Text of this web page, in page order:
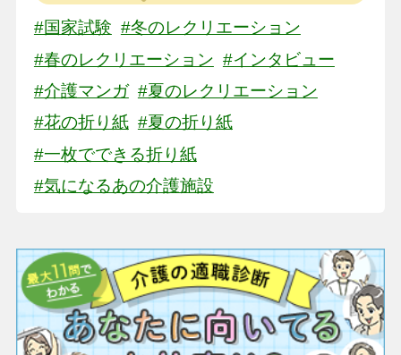
#国家試験 #冬のレクリエーション
#春のレクリエーション #インタビュー
#介護マンガ #夏のレクリエーション
#花の折り紙 #夏の折り紙
#一枚でできる折り紙
#気になるあの介護施設